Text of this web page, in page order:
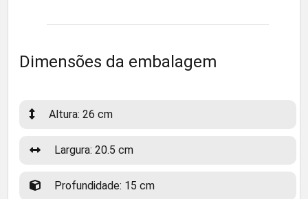
Dimensões da embalagem
Altura: 26 cm
Largura: 20.5 cm
Profundidade: 15 cm